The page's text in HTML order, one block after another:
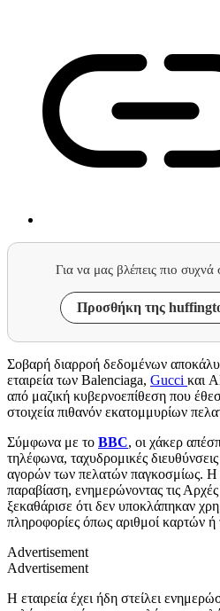
Για να μας βλέπεις πιο
Προσθήκη της
Σοβαρή διαρροή δεδομένων
εταιρεία των Balenciaga, Gucci και
από μαζική κυβερνοεπίθεση που
στοιχεία πιθανόν εκατομμυρίων
Σύμφωνα με το BBC, οι χάκερ
τηλέφωνα, ταχυδρομικές
αγορών των πελατών παγκοσμίως. Η
παραβίαση, ενημερώνοντας τις
ξεκαθάρισε ότι δεν υποκλάπηκαν
πληροφορίες όπως αριθμοί καρτών ή
Advertisement
Advertisement
Η εταιρεία έχει ήδη στείλει